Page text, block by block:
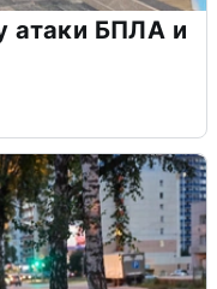
атаки БПЛА и